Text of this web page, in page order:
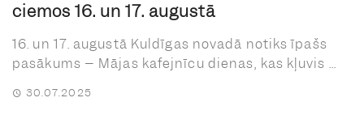
ciemos 16. un 17. augustā
16. un 17. augustā Kuldīgas novadā notiks īpašs
pasākums – Mājas kafejnīcu dienas, kas kļuvis ...
30.07.2025